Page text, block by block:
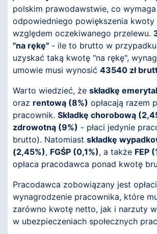
polskim prawodawstwie, co wymaga
odpowiedniego powiększenia kwoty
względem oczekiwanego przelewu.
"na rękę" - ile to brutto w
uzyskać taką kwotę "na rękę",
umowie musi wynosić 43540 zł
Warto wiedzieć, że składkę
oraz rentową (8%) opłacają razem
pracownik. Składkę chorobową
zdrowotną (9%) - płaci jedynie
brutto). Natomiast składkę
(2,45%), FGŚP (0,1%), a także FEP
opłaca pracodawca ponad kwotę
Pracodawca zobowiązany jest
wynagrodzenie pracownika, które
zarówno kwotę netto, jak i narzuty
w ubezpieczeniach społecznych